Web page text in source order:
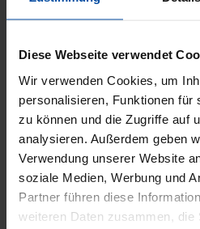
Diese Webseite verwendet
Wir verwenden Cookies, um
personalisieren, Funktionen für
zu können und die Zugriffe auf
analysieren. Außerdem geben
Verwendung unserer Website
soziale Medien, Werbung und
Partner führen diese
weiteren Daten zusammen, die
Herstellernummer:
Beschreibung
Rondo Nagellack-Entferner 250
Informationen zur
Trusted Shops Bewertungen